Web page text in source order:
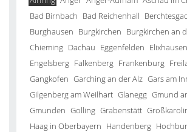
Bad Birnbach Bad Reichenhall
Burghausen Burgkirchen Burgkirchen an
Chieming Dachau Eggenfelden Elixhausen
Engelsberg Falkenberg Frankenburg
Gangkofen Garching an der Alz Gars am
Gilgenberg am Weilhart Glanegg Gmund
Gmunden Golling Grabenstätt
Haag in Oberbayern Handenberg